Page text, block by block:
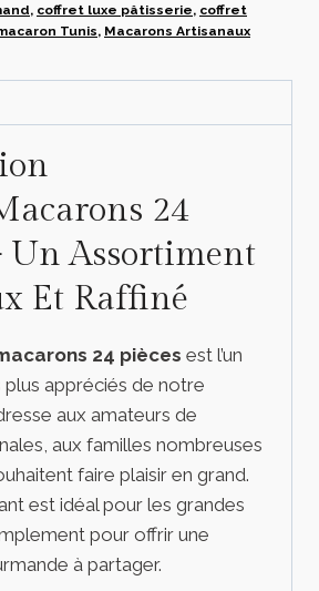
, coffret luxe pâtisserie, coffret
Tunis, Macarons Artisanaux
24
Un Assortiment
Et Raffiné
24 pièces est l’un
appréciés de notre
aux amateurs de
aux familles nombreuses
faire plaisir en grand.
est idéal pour les grandes
pour offrir une
à partager.